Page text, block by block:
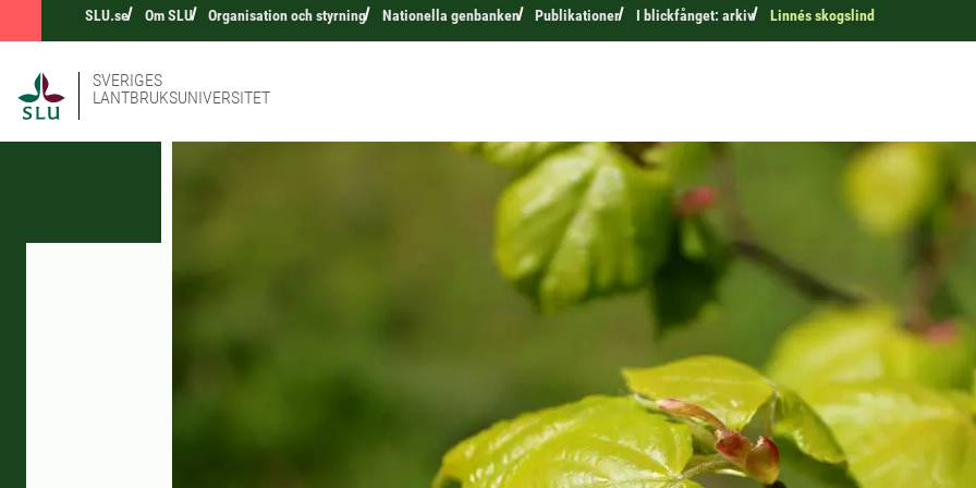
SLU.se Om SLU Organisation och styrning Nationella genbanken Publikationer I blickfånget: arkiv Linnés skogslind
SVERIGES
LANTBRUKSUNIVERSITET